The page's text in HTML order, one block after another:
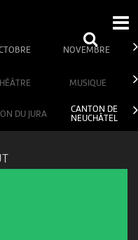
NOVEMBRE
MUSIQUE
DU JURA
CANTON DE
NEUCHÂTEL